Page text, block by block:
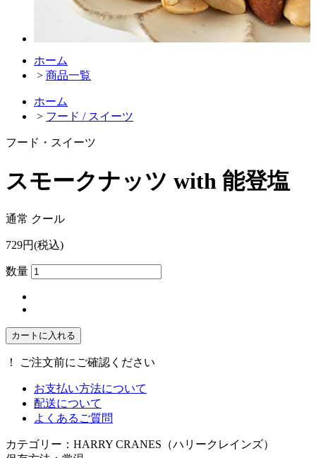
ホーム
> 商品一覧
ホーム
> フード / スイーツ
フード・スイーツ
スモークナッツ with 能登塩
通常 クール
729円(税込)
数量
！ ご注文前にご確認ください
お支払い方法について
配送について
よくあるご質問
カテゴリー：HARRY CRANES（ハリークレインズ）